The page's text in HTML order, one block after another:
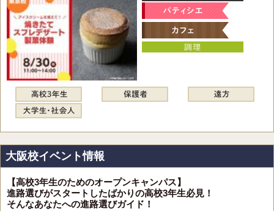
大阪校イベント情報
【高校3年生のためのオープンキャンパス】
進路選びがスタートしたばかりの高校3年生必見！
そんなあなたへの進路選びガイド！